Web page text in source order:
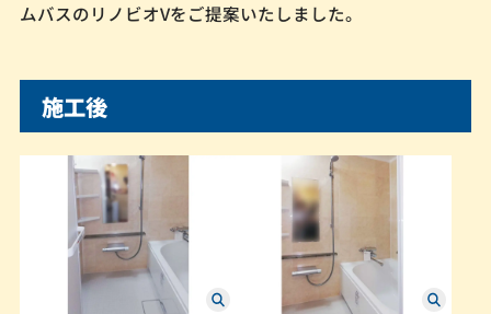
ムバスのリノビオVをご提案いたしました。
施工後